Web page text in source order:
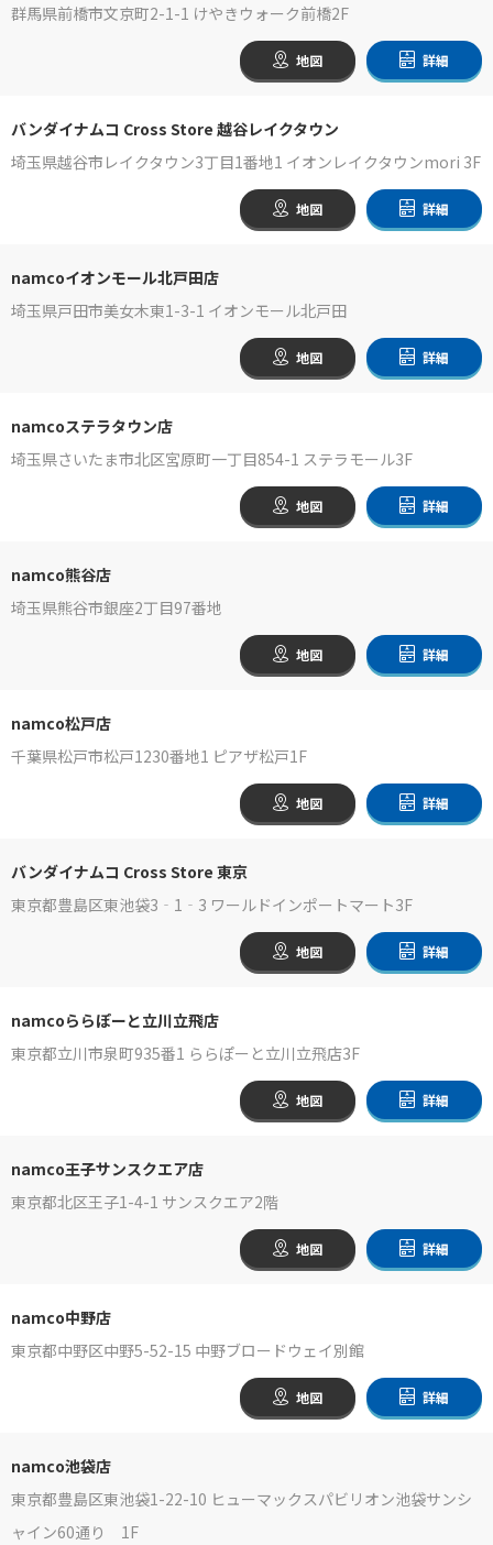
群馬県前橋市文京町2-1-1 けやきウォーク前橋2F
地図 詳細
バンダイナムコ Cross Store 越谷レイクタウン
埼玉県越谷市レイクタウン3丁目1番地1 イオンレイクタウンmori 3F
地図 詳細
namcoイオンモール北戸田店
埼玉県戸田市美女木東1-3-1 イオンモール北戸田
地図 詳細
namcoステラタウン店
埼玉県さいたま市北区宮原町一丁目854-1 ステラモール3F
地図 詳細
namco熊谷店
埼玉県熊谷市銀座2丁目97番地
地図 詳細
namco松戸店
千葉県松戸市松戸1230番地1 ピアザ松戸1F
地図 詳細
バンダイナムコ Cross Store 東京
東京都豊島区東池袋3‐1‐3 ワールドインポートマート3F
地図 詳細
namcoららぽーと立川立飛店
東京都立川市泉町935番1 ららぽーと立川立飛店3F
地図 詳細
namco王子サンスクエア店
東京都北区王子1-4-1 サンスクエア2階
地図 詳細
namco中野店
東京都中野区中野5-52-15 中野ブロードウェイ別館
地図 詳細
namco池袋店
東京都豊島区東池袋1-22-10 ヒューマックスパビリオン池袋サンシ
ャイン60通り 1F